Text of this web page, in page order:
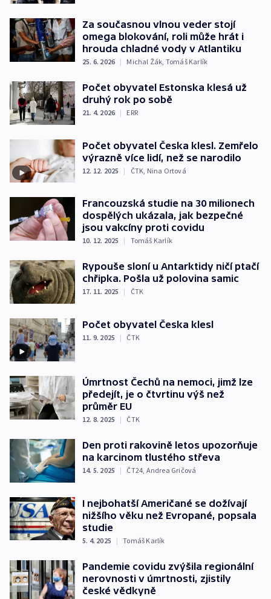
Za současnou vlnou veder stojí
omega blokování, roli může hrát i
hrouda chladné vody v Atlantiku
25. 6. 2026 | Michal Žák, Tomáš Karlík
Počet obyvatel Estonska klesá už
druhý rok po sobě
21. 4. 2026 | ERR
Počet obyvatel Česka klesl. Zemřelo
výrazně více lidí, než se narodilo
12. 12. 2025 | ČTK Nina Ortová
Francouzská studie na 30 milionech
dospělých ukázala, jak bezpečné
jsou vakcíny proti covidu
10. 12. 2025 | Tomáš Karlík
Rypouše sloní u Antarktidy ničí ptačí
chřipka. Pošla už polovina samic
17. 11. 2025 | ČTK
Počet obyvatel Česka klesl
11. 9. 2025 | ČTK
Úmrtnost Čechů na nemoci, jimž lze
předejít, je o čtvrtinu výš než
průměr EU
12. 8. 2025 | ČTK
Den proti rakovině letos upozorňuje
na karcinom tlustého střeva
14. 5. 2025 | ČT24, Andrea Gričová
I nejbohatší Američané se dožívají
nižšího věku než Evropané, popsala
studie
5. 4. 2025 | Tomáš Karlík
Pandemie covidu zvýšila regionální
nerovnosti v úmrtnosti, zjistily
české vědkyně